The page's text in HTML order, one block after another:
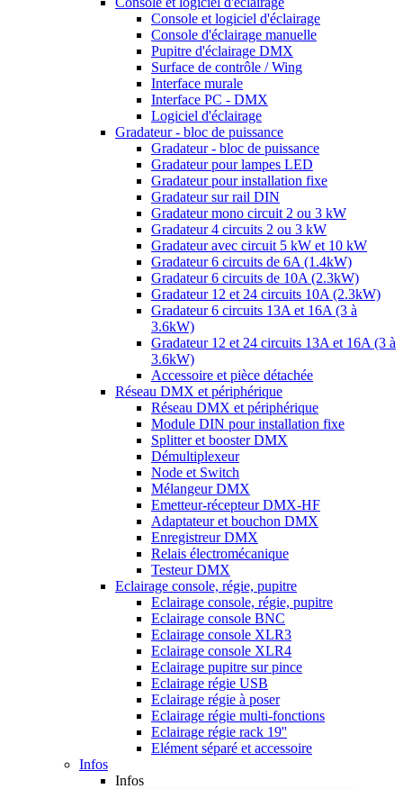
Console et logiciel d'éclairage
Console d'éclairage manuelle
Pupitre d'éclairage DMX
Surface de contrôle / Wing
Interface murale
Interface PC - DMX
Logiciel d'éclairage
Gradateur - bloc de puissance
Gradateur - bloc de puissance
Gradateur pour lampes LED
Gradateur pour installation fixe
Gradateur sur rail DIN
Gradateur mono circuit 2 ou 3 kW
Gradateur 4 circuits 2 ou 3 kW
Gradateur avec circuit 5 kW et 10 kW
Gradateur 6 circuits de 6A (1.4kW)
Gradateur 6 circuits de 10A (2.3kW)
Gradateur 12 et 24 circuits 10A (2.3kW)
Gradateur 6 circuits 13A et 16A (3 à
3.6kW)
Gradateur 12 et 24 circuits 13A et 16A (3 à
3.6kW)
Accessoire et pièce détachée
Réseau DMX et périphérique
Réseau DMX et périphérique
Module DIN pour installation fixe
Splitter et booster DMX
Démultiplexeur
Node et Switch
Mélangeur DMX
Emetteur-récepteur DMX-HF
Adaptateur et bouchon DMX
Enregistreur DMX
Relais électromécanique
Testeur DMX
Eclairage console, régie, pupitre
Eclairage console, régie, pupitre
Eclairage console BNC
Eclairage console XLR3
Eclairage console XLR4
Eclairage pupitre sur pince
Eclairage régie USB
Eclairage régie à poser
Eclairage régie multi-fonctions
Eclairage régie rack 19''
Elément séparé et accessoire
Infos
Infos